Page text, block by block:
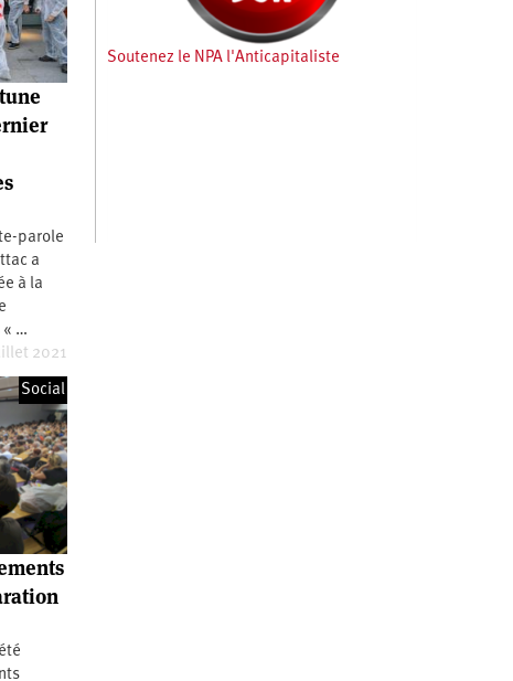
parole
a
à la
« …
2021
Social
Soutenez le NPA l'Anticapitaliste